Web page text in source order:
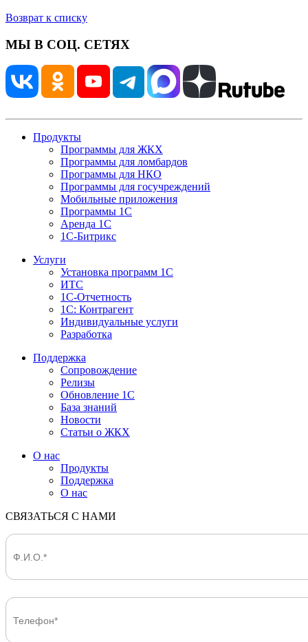
Возврат к списку
МЫ В СОЦ. СЕТЯХ
Продукты
Программы для ЖКХ
Программы для ломбардов
Программы для НКО
Программы для госучреждений
Мобильные приложения
Программы 1С
Аренда 1С
1С-Битрикс
Услуги
Установка программ 1С
ИТС
1С-Отчетность
1С: Контрагент
Индивидуальные услуги
Разработка
Поддержка
Сопровождение
Релизы
Обновление 1С
База знаний
Новости
Статьи о ЖКХ
О нас
Продукты
Поддержка
О нас
СВЯЗАТЬСЯ С НАМИ